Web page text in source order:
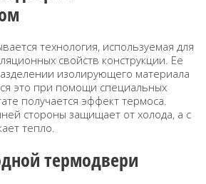
технология, используемая для
свойств конструкции. Ее
изолирующего материала
это при помощи специальных
получается эффект термоса.
стороны защищает от холода, а с
тепло.
термодвери